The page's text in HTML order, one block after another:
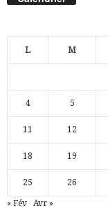
L M
4 5
11 12
18 19
25 26
« Fév Avr »